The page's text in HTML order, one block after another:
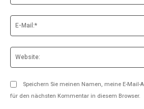
Speichern Sie meinen Namen, meine E-Mail-
für den nächsten Kommentar in diesem Browser.